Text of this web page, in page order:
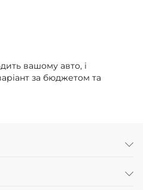
вашому авто, і
за бюджетом та